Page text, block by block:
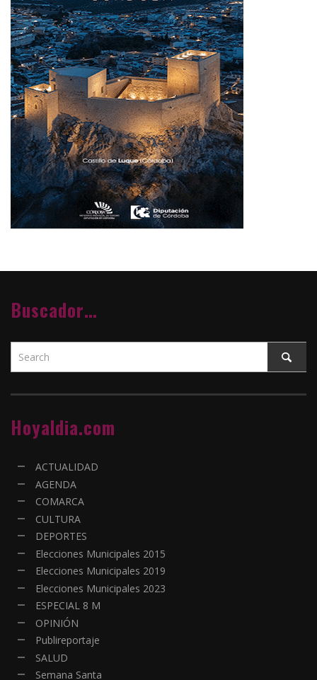
Buscador…
Hoyaldia.com
ACTUALIDAD
AGENDA
COMARCA
CULTURA
DEPORTES
Elecciones Municipales 2015
Elecciones Municipales 2019
Elecciones Municipales 2023
ESPECIAL 8 M
OPINIÓN
Publireportaje
SALUD
Semana Santa